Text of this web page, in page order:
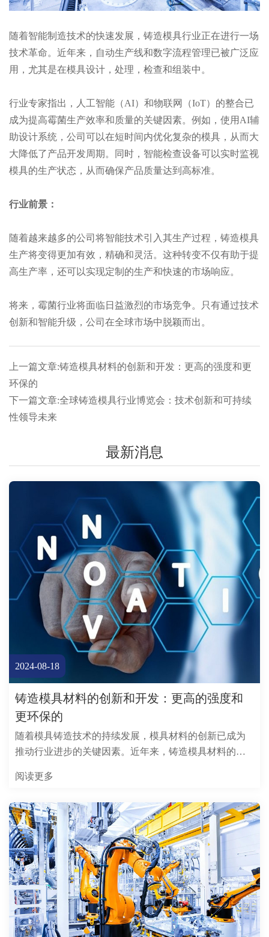
随着智能制造技术的快速发展，铸造模具行业正在进行一场
技术革命。近年来，自动生产线和数字流程管理已被广泛应
用，尤其是在模具设计，处理，检查和组装中。
行业专家指出，人工智能（AI）和物联网（IoT）的整合已
成为提高霉菌生产效率和质量的关键因素。例如，使用AI辅
助设计系统，公司可以在短时间内优化复杂的模具，从而大
大降低了产品开发周期。同时，智能检查设备可以实时监视
模具的生产状态，从而确保产品质量达到高标准。
行业前景：
随着越来越多的公司将智能技术引入其生产过程，铸造模具
生产将变得更加有效，精确和灵活。这种转变不仅有助于提
高生产率，还可以实现定制的生产和快速的市场响应。
将来，霉菌行业将面临日益激烈的市场竞争。只有通过技术
创新和智能升级，公司在全球市场中脱颖而出。
上一篇文章:铸造模具材料的创新和开发：更高的强度和更
环保的
下一篇文章:全球铸造模具行业博览会：技术创新和可持续
性领导未来
最新消息
2024-08-18
铸造模具材料的创新和开发：更高的强度和
更环保的
随着模具铸造技术的持续发展，模具材料的创新已成为
推动行业进步的关键因素。近年来，铸造模具材料的选
阅读更多